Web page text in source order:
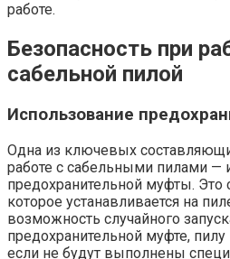
работе.
Безопасность при
сабельной пилой
Использование
Одна из ключевых
работе с сабельными пилами —
предохранительной муфты. Это
которое устанавливается на
возможность случайного
предохранительной муфте,
если не будут выполнены